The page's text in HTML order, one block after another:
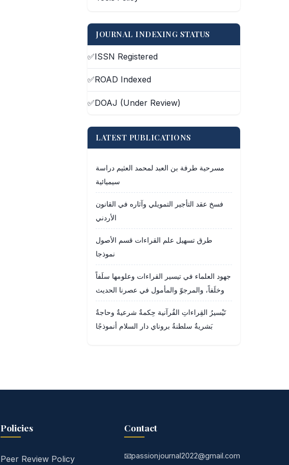
JOURNAL INDEXING STATUS
✅ISSN Registered
✅ROAD Indexed
✅DOAJ (Under Review)
LATEST PUBLICATIONS
مسرحية طرفة بن العبد لمحمد العثيم دراسة
سيميائية
فسخ عقد التأجير التمويلي وآثاره في القانون
الأردني
طرق تسهيل علم القراءات قسم الأصول
نموذجا
جهود العلماء في تيسير القراءات وعلومها سلَفاً
وخلَفاً، والمرجوّ والمأمول في عصرنا الحديث
تَيْسيرُ القِراءاتِ القُرآنية حِكمةٌ شرعيةٌ وحاجةٌ
بَشريةٌ سلطنةُ بروناي دار السلام أنموذجًا
Policies
Peer Review Policy
Contact
📧passionjournal2022@gmail.com